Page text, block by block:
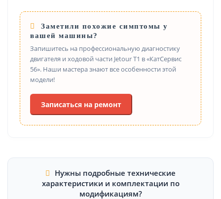
Заметили похожие симптомы у
вашей машины?
Запишитесь на профессиональную диагностику
двигателя и ходовой части Jetour T1 в «КатСервис
56». Наши мастера знают все особенности этой
модели!
Записаться на ремонт
Нужны подробные технические
характеристики и комплектации по
модификациям?